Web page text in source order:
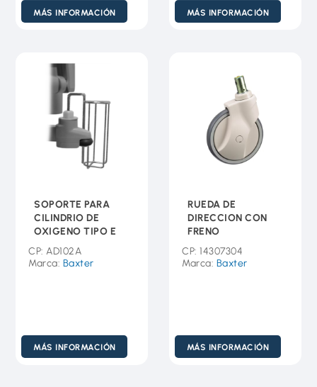
MÁS INFORMACIÓN MÁS INFORMACIÓN
SOPORTE PARA
CILINDRIO DE
OXIGENO TIPO E
CP: AD102A
Marca: Baxter
MÁS INFORMACIÓN
RUEDA DE
DIRECCION CON
FRENO
CP: 14307304
Marca: Baxter
MÁS INFORMACIÓN